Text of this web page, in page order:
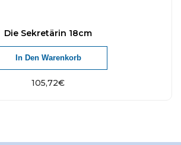
Die Sekretärin 18cm
105,72€
In Den Warenkorb